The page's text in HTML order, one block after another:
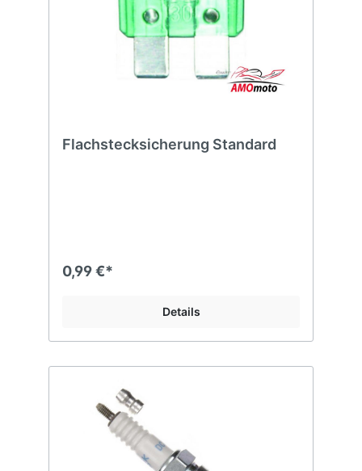
Flachstecksicherung Standard
0,99 €*
Details